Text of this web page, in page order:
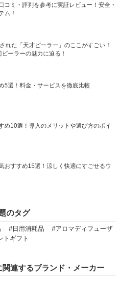
コミ・評判を参考に実証レビュー！安全・
ム！
れた「天才ピーラー」のここがすごい！
ーラーの魅力に迫る！
5選！料金・サービスを徹底比較
め10選！導入のメリットや選び方のポイ
おすすめ15選！涼しく快適にすごせるウ
のタグ
#日用消耗品
#アロマディフューザ
トギフト
連するブランド・メーカー